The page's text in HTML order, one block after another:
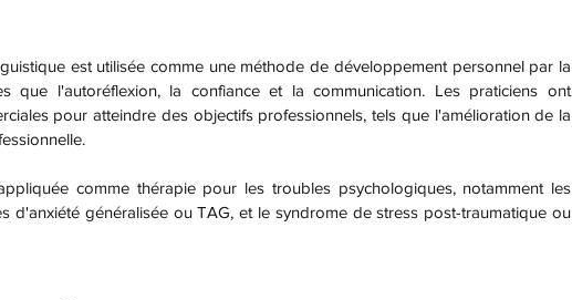
que l'autoréflexion, la confiance et la communication. Les praticiens ont
pour atteindre des objectifs professionnels, tels que l'amélioration de la
d'anxiété généralisée ou TAG, et le syndrome de stress post-traumatique ou